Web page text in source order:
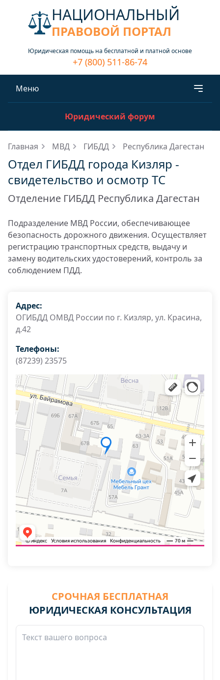
НАЦИОНАЛЬНЫЙ
ПРАВОВОЙ ПОРТАЛ
Юридическая помощь на бесплатной и платной основе
+7 (800) 511-86-74
Меню
Юридический форум
Главная МВД ГИБДД Республика Дагестан
Отдел ГИБДД города Кизляр -
свидетельство и осмотр ТС
Отделение ГИБДД Республика Дагестан
Подразделение МВД России, обеспечивающее
безопасность дорожного движения. Осуществляет
регистрацию транспортных средств, выдачу и
замену водительских удостоверений, контроль за
соблюдением ПДД.
Адрес:
ОГИБДД ОМВД России по г. Кизляр, ул. Красина,
д.42
Телефоны:
(87239) 23575
СРОЧНАЯ БЕСПЛАТНАЯ
ЮРИДИЧЕСКАЯ КОНСУЛЬТАЦИЯ